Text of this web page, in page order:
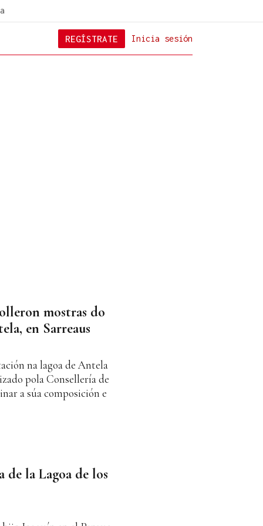
Inicia sesión
REGÍSTRATE
mostras do
en Sarreaus
na lagoa de Antela
pola Consellería de
a súa composición e
de la Lagoa de los